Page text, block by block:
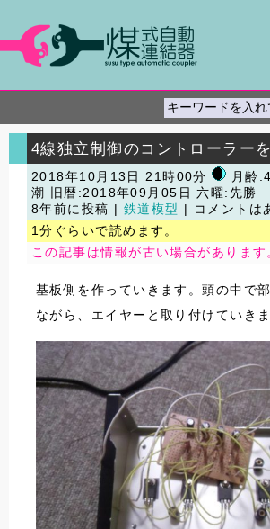
4線独立制御のコントローラー
2018年10月13日 21時00分
月齢
潮
旧暦:2018年09月05日 六曜:先勝
8年前に投稿 | 鉄道模型
| コメントは
1分ぐらいで読めます。
この記事は情報が古い場合があります
基板側を作っていきます。頭の中で
ながら、エイヤーと取り付けていきま